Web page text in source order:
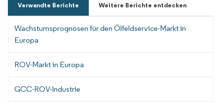
Verwandte Berichte Weitere Berichte entdecken
Wachstumsprognosen für den Ölfeldservice-Markt in
Europa
ROV-Markt in Europa
GCC-ROV-Industrie